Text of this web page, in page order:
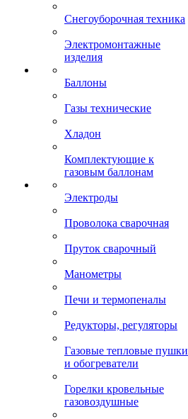
Снегоуборочная техника
Электромонтажные
изделия
Баллоны
Газы технические
Хладон
Комплектующие к
газовым баллонам
Электроды
Проволока сварочная
Пруток сварочный
Манометры
Печи и термопеналы
Редукторы, регуляторы
Газовые тепловые пушки
и обогреватели
Горелки кровельные
газовоздушные